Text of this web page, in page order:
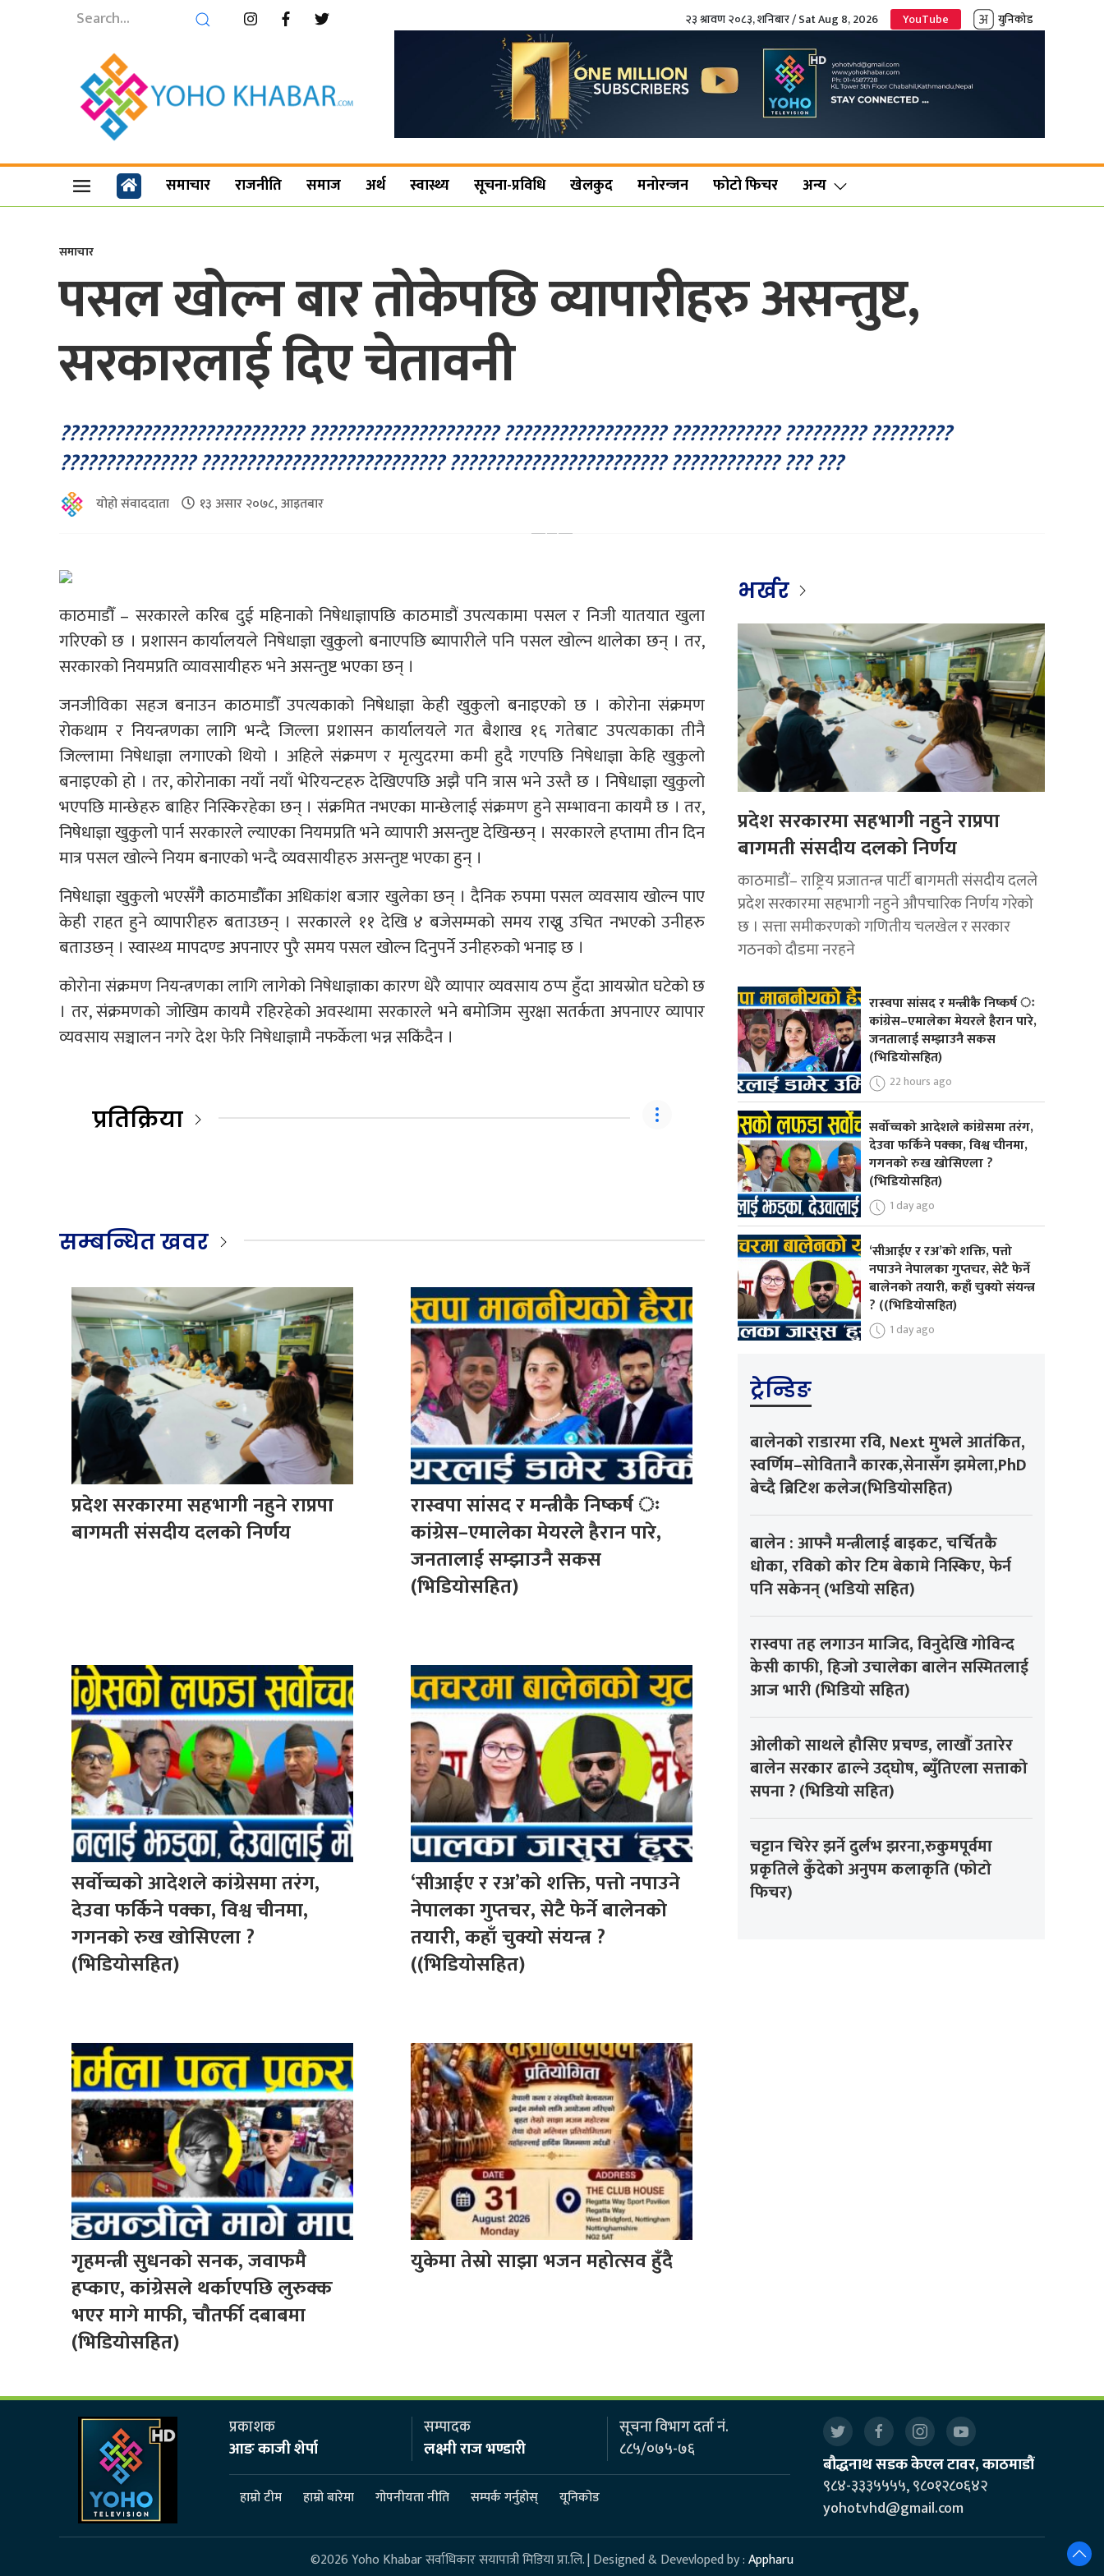
२३ श्रावण २०८३, शनिबार / Sat Aug 8, 2026 YouTube युनिकोड
समाचार राजनीति समाज अर्थ स्वास्थ्य सूचना-प्रविधि खेलकुद मनोरन्जन फोटो फिचर अन्य
समाचार
पसल खोल्न बार तोकेपछि व्यापारीहरु असन्तुष्ट,
सरकारलाई दिए चेतावनी
??????????????????????????? ????????????????????? ?????????????????? ???????????? ????????? ?????????
??????????????? ??????????????????????????? ???????????????????????? ???????????? ??? ???
योहो संवाददाता १३ असार २०७८, आइतबार
काठमाडौँ – सरकारले करिब दुई महिनाको निषेधाज्ञापछि काठमाडौं उपत्यकामा पसल र निजी यातयात खुला
गरिएको छ । प्रशासन कार्यालयले निषेधाज्ञा खुकुलो बनाएपछि ब्यापारीले पनि पसल खोल्न थालेका छन् । तर,
सरकारको नियमप्रति व्यावसायीहरु भने असन्तुष्ट भएका छन् ।
जनजीविका सहज बनाउन काठमाडौँ उपत्यकाको निषेधाज्ञा केही खुकुलो बनाइएको छ । कोरोना संक्रमण
रोकथाम र नियन्त्रणका लागि भन्दै जिल्ला प्रशासन कार्यालयले गत बैशाख १६ गतेबाट उपत्यकाका तीनै
जिल्लामा निषेधाज्ञा लगाएको थियो । अहिले संक्रमण र मृत्युदरमा कमी हुदै गएपछि निषेधाज्ञा केहि खुकुलो
बनाइएको हो । तर, कोरोनाका नयाँ नयाँ भेरियन्टहरु देखिएपछि अझै पनि त्रास भने उस्तै छ । निषेधाज्ञा खुकुलो
भएपछि मान्छेहरु बाहिर निस्किरहेका छन् । संक्रमित नभएका मान्छेलाई संक्रमण हुने सम्भावना कायमै छ । तर,
निषेधाज्ञा खुकुलो पार्न सरकारले ल्याएका नियमप्रति भने व्यापारी असन्तुष्ट देखिन्छन् । सरकारले हप्तामा तीन दिन
मात्र पसल खोल्ने नियम बनाएको भन्दै व्यवसायीहरु असन्तुष्ट भएका हुन् ।
निषेधाज्ञा खुकुलो भएसँगैै काठमाडौँका अधिकांश बजार खुलेका छन् । दैनिक रुपमा पसल व्यवसाय खोल्न पाए
केही राहत हुने व्यापारीहरु बताउछन् । सरकारले ११ देखि ४ बजेसम्मको समय राख्नु उचित नभएको उनीहरु
बताउछन् । स्वास्थ्य मापदण्ड अपनाएर पुरै समय पसल खोल्न दिनुपर्ने उनीहरुको भनाइ छ ।
कोरोना संक्रमण नियन्त्रणका लागि लागेको निषेधाज्ञाका कारण धेरै व्यापार व्यवसाय ठप्प हुँदा आयस्रोत घटेको छ
। तर, संक्रमणको जोखिम कायमै रहिरहेको अवस्थामा सरकारले भने बमोजिम सुरक्षा सतर्कता अपनाएर व्यापार
व्यवसाय सञ्चालन नगरे देश फेरि निषेधाज्ञामै नफर्केला भन्न सकिंदैन ।
प्रतिक्रिया
सम्बन्धित खवर
प्रदेश सरकारमा सहभागी नहुने राप्रपा
बागमती संसदीय दलको निर्णय
रास्वपा सांसद र मन्त्रीकै निष्कर्ष ः
कांग्रेस–एमालेका मेयरले हैरान पारे,
जनतालाई सम्झाउनै सकस
(भिडियोसहित)
सर्वोच्चको आदेशले कांग्रेसमा तरंग,
देउवा फर्किने पक्का, विश्व चीनमा,
गगनको रुख खोसिएला ?
(भिडियोसहित)
‘सीआईए र रअ’को शक्ति, पत्तो नपाउने
नेपालका गुप्तचर, सेटै फेर्ने बालेनको
तयारी, कहाँ चुक्यो संयन्त्र ?
((भिडियोसहित)
गृहमन्त्री सुधनको सनक, जवाफमै
हप्काए, कांग्रेसले थर्काएपछि लुरुक्क
भएर मागे माफी, चौतर्फी दबाबमा
(भिडियोसहित)
युकेमा तेस्रो साझा भजन महोत्सव हुँदै
भर्खर
प्रदेश सरकारमा सहभागी नहुने राप्रपा
बागमती संसदीय दलको निर्णय
काठमाडौं– राष्ट्रिय प्रजातन्त्र पार्टी बागमती संसदीय दलले
प्रदेश सरकारमा सहभागी नहुने औपचारिक निर्णय गरेको
छ । सत्ता समीकरणको गणितीय चलखेल र सरकार
गठनको दौडमा नरहने
रास्वपा सांसद र मन्त्रीकै निष्कर्ष ः
कांग्रेस–एमालेका मेयरले हैरान पारे,
जनतालाई सम्झाउनै सकस
(भिडियोसहित)
22 hours ago
सर्वोच्चको आदेशले कांग्रेसमा तरंग,
देउवा फर्किने पक्का, विश्व चीनमा,
गगनको रुख खोसिएला ?
(भिडियोसहित)
1 day ago
‘सीआईए र रअ’को शक्ति, पत्तो
नपाउने नेपालका गुप्तचर, सेटै फेर्ने
बालेनको तयारी, कहाँ चुक्यो संयन्त्र
? ((भिडियोसहित)
1 day ago
ट्रेन्डिङ
बालेनको राडारमा रवि, Next मुभले आतंकित,
स्वर्णिम–सोवितानै कारक,सेनासँग झमेला,PhD
बेच्दै ब्रिटिश कलेज(भिडियोसहित)
बालेन : आफ्नै मन्त्रीलाई बाइकट, चर्चितकै
धोका, रविको कोर टिम बेकामे निस्किए, फेर्न
पनि सकेनन् (भडियो सहित)
रास्वपा तह लगाउन माजिद, विनुदेखि गोविन्द
केसी काफी, हिजो उचालेका बालेन सस्मितलाई
आज भारी (भिडियो सहित)
ओलीको साथले हौसिए प्रचण्ड, लाखौँ उतारेर
बालेन सरकार ढाल्ने उद्घोष, ब्युँतिएला सत्ताको
सपना ? (भिडियो सहित)
चट्टान चिरेर झर्ने दुर्लभ झरना,रुकुमपूर्वमा
प्रकृतिले कुँदेको अनुपम कलाकृति (फोटो
फिचर)
प्रकाशक
आङ काजी शेर्पा
सम्पादक
लक्ष्मी राज भण्डारी
सूचना विभाग दर्ता नं.
८८५/०७५-७६
हाम्रो टीम हाम्रो बारेमा गोपनीयता नीति सम्पर्क गर्नुहोस् यूनिकोड
बौद्धनाथ सडक केएल टावर, काठमाडौं
९८४-३३३५५५५, ९८०१२८०६४२
yohotvhd@gmail.com
©2026 Yoho Khabar सर्वाधिकार सयापात्री मिडिया प्रा.लि. | Designed & Devevloped by :Appharu